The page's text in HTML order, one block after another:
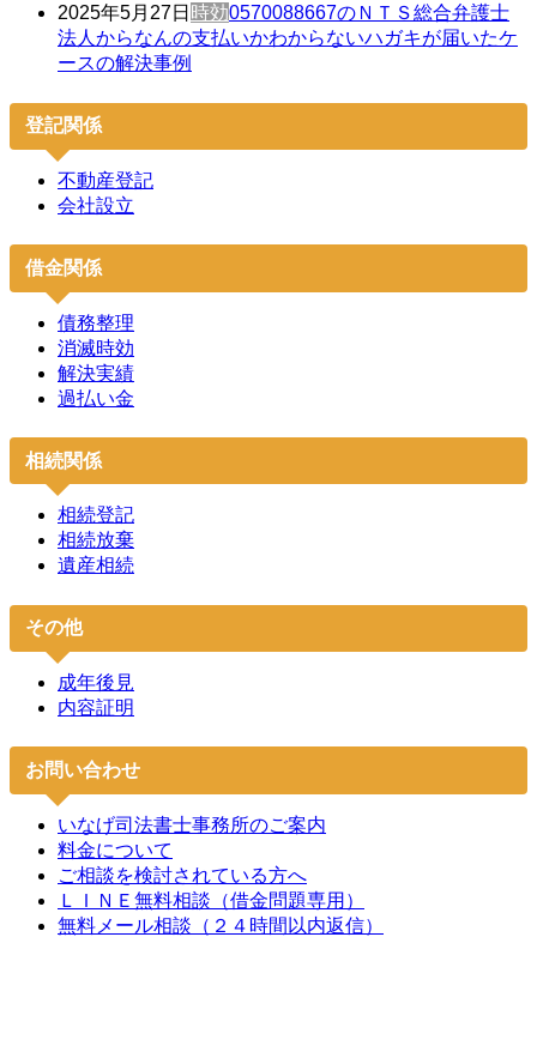
2025年5月27日 時効0570088667のＮＴＳ総合弁護士
法人からなんの支払いかわからないハガキが届いたケ
ースの解決事例
登記関係
不動産登記
会社設立
借金関係
債務整理
消滅時効
解決実績
過払い金
相続関係
相続登記
相続放棄
遺産相続
その他
成年後見
内容証明
お問い合わせ
いなげ司法書士事務所のご案内
料金について
ご相談を検討されている方へ
ＬＩＮＥ無料相談（借金問題専用）
無料メール相談（２４時間以内返信）